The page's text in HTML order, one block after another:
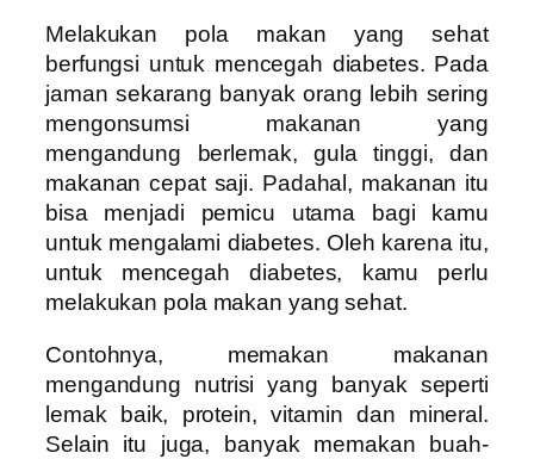
Melakukan pola makan yang sehat
berfungsi untuk mencegah diabetes. Pada
jaman sekarang banyak orang lebih sering
mengonsumsi makanan yang
mengandung berlemak, gula tinggi, dan
makanan cepat saji. Padahal, makanan itu
bisa menjadi pemicu utama bagi kamu
untuk mengalami diabetes. Oleh karena itu,
untuk mencegah diabetes, kamu perlu
melakukan pola makan yang sehat.
Contohnya, memakan makanan
mengandung nutrisi yang banyak seperti
lemak baik, protein, vitamin dan mineral.
Selain itu juga, banyak memakan buah-